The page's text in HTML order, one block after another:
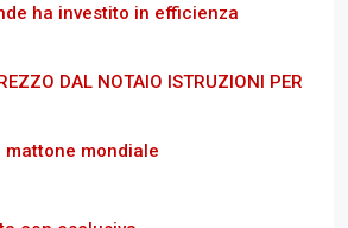
ha investito in efficienza
DAL NOTAIO ISTRUZIONI PER
mondiale